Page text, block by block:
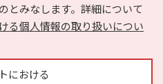
とみなします。詳細について
る個人情報の取り扱いについ
における
いについて
運営会社
に関するお問い合わせ